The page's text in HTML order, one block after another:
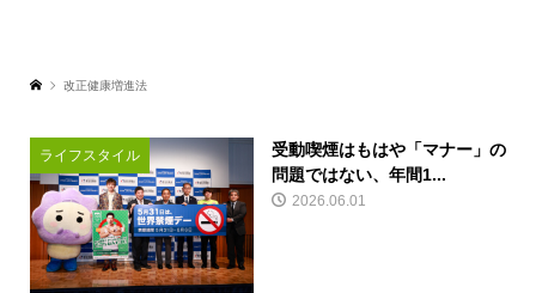
改正健康増進法
ライフスタイル
受動喫煙はもはや「マナー」の
問題ではない、年間1...
2026.06.01